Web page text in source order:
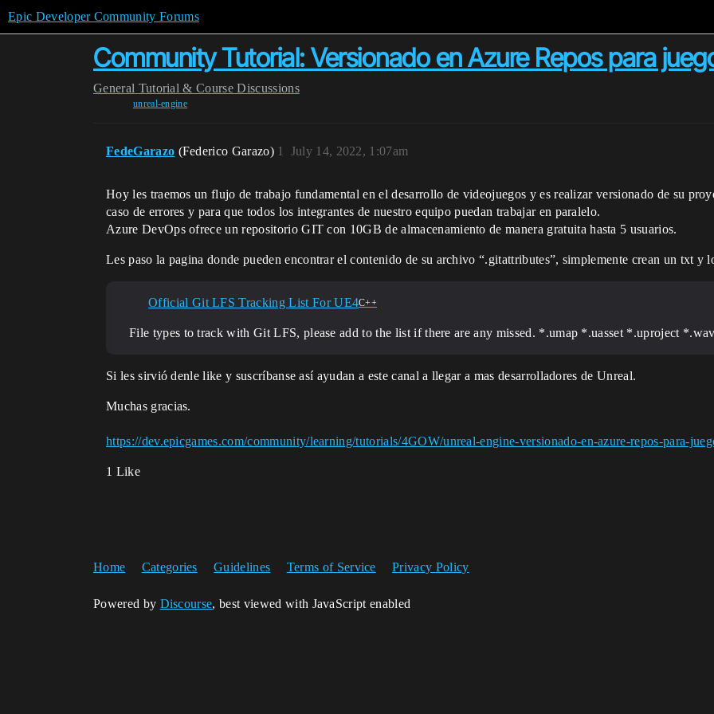
Epic Developer Community Forums
Community Tutorial: Versionado en Azure Repos para
General Tutorial & Course Discussions
unreal-engine
FedeGarazo (Federico Garazo) July 14, 2022, 1:07am
1
Hoy les traemos un flujo de trabajo fundamental en el desarrollo de videojuegos y es realizar versionado de su
caso de errores y para que todos los integrantes de nuestro equipo puedan trabajar en paralelo.
Azure DevOps ofrece un repositorio GIT con 10GB de almacenamiento de manera gratuita hasta 5 usuarios.
Les paso la pagina donde pueden encontrar el contenido de su archivo “.gitattributes”, simplemente crean un txt y
Official Git LFS Tracking List For UE4C++
File types to track with Git LFS, please add to the list if there are any missed. *.umap *.uasset *.uproject
Si les sirvió denle like y suscríbanse así ayudan a este canal a llegar a mas desarrolladores de Unreal.
Muchas gracias.
https://dev.epicgames.com/community/learning/tutorials/4GOW/unreal-engine-versionado-en-azure-repos-para-
1 Like
Home Categories Guidelines Terms of Service Privacy Policy
Powered by Discourse, best viewed with JavaScript enabled